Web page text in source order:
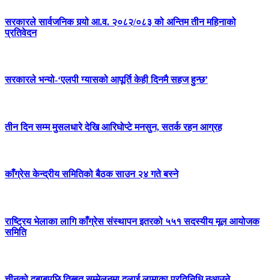
सरकारले सार्वजनिक गर्‍यो आ.व. २०८२/०८३ को अन्तिम तीन महिनाको
प्रतिवेदन
सरकारले भन्यो-‘एलपी ग्यासको आपूर्ति केही दिनमै सहज हुन्छ’
तीन दिन सम्म मुसलधारे देखि आरिघोप्टे मनसुन, सतर्क रहन आग्रह
काँग्रेस केन्द्रीय समितिको बैठक साउन २४ गते बस्ने
राष्ट्रिय भेलाका लागि काँग्रेस संस्थापन इतरको ५५१ सदस्यीय मूल आयोजक
समिति